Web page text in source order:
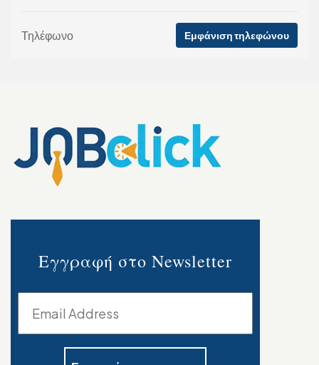
Τηλέφωνο Εμφάνιση τηλεφώνου
Εγγραφή στο Newsletter